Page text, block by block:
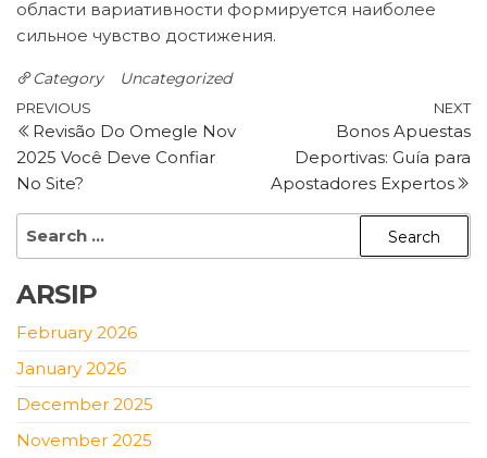
области вариативности формируется наиболее
сильное чувство достижения.
Category Uncategorized
Post
navigation
Previous
Post
PREVIOUS
Revisão Do Omegle Nov
2025 Você Deve Confiar
No Site?
NEXT
Bonos Apuestas
Deportivas: Guía para
Apostadores Expertos
ARSIP
February 2026
January 2026
December 2025
November 2025